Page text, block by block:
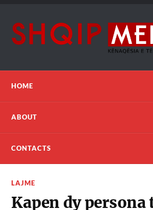
HOME
ABOUT
CONTACTS
LAJME
Kapen dy persona